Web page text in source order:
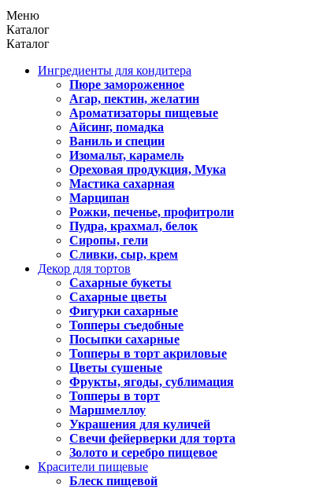
Меню
Каталог
Каталог
Ингредиенты для кондитера
Пюре замороженное
Агар, пектин, желатин
Ароматизаторы пищевые
Айсинг, помадка
Ваниль и специи
Изомальт, карамель
Ореховая продукция, Мука
Мастика сахарная
Марципан
Рожки, печенье, профитроли
Пудра, крахмал, белок
Сиропы, гели
Сливки, сыр, крем
Декор для тортов
Сахарные букеты
Сахарные цветы
Фигурки сахарные
Топперы съедобные
Посыпки сахарные
Топперы в торт акриловые
Цветы сушеные
Фрукты, ягоды, сублимация
Топперы в торт
Маршмеллоу
Украшения для куличей
Свечи фейерверки для торта
Золото и серебро пищевое
Красители пищевые
Блеск пищевой